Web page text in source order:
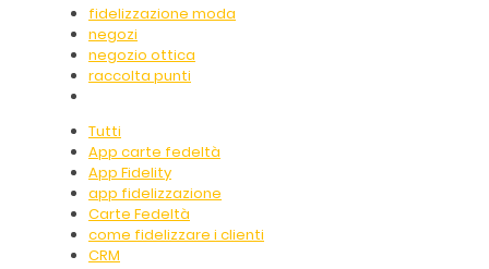
fidelizzazione moda
negozi
negozio ottica
raccolta punti
Tutti
App carte fedeltà
App Fidelity
app fidelizzazione
Carte Fedeltà
come fidelizzare i clienti
CRM